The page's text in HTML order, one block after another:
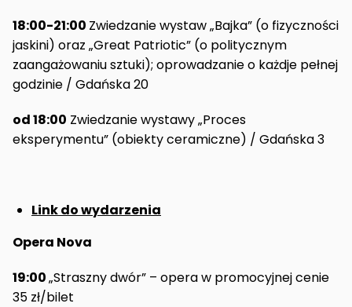
18:00-21:00 Zwiedzanie wystaw „Bajka” (o fizyczności
jaskini) oraz „Great Patriotic” (o politycznym
zaangażowaniu sztuki); oprowadzanie o każdje pełnej
godzinie / Gdańska 20
od 18:00 Zwiedzanie wystawy „Proces
eksperymentu” (obiekty ceramiczne) / Gdańska 3
Link do wydarzenia
Opera Nova
19:00„Straszny dwór” – opera w promocyjnej cenie
35 zł/bilet